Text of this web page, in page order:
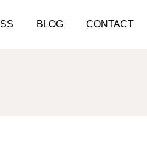
BLOG CONTACT
お申し込みはお早めに